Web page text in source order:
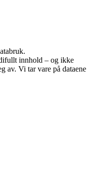
innhold – og ikke
av. Vi tar vare på dataene